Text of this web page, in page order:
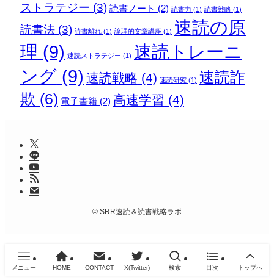
ストラテジー (3) 読書ノート (2) 読書力 (1) 読書戦略(1)
読書法(3) 読書離れ(1) 論理的文章講座(1) 速読の原
理 (9) 速読ストラテジー (1) 速読トレーニ
ング(9) 速読戦略 (4) 速読研究(1) 速読詐
欺 (6) 電子書籍(2) 高速学習 (4)
© SRR速読＆読書戦略ラボ
メニュー HOME CONTACT X(Twitter) 検索 目次 トップへ